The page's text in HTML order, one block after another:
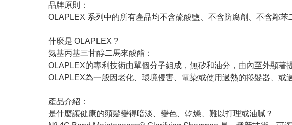
品牌原則：
OLAPLEX 系列中的所有產品均不含硫酸鹽、不含防腐劑、不含鄰苯
什麼是 OLAPLEX ?
氨基丙基三甘醇二馬來酸酯：
OLAPLEX的專利技術由單個分子組成，無矽和油分，由內至外顯著
OLAPLEX為一般因老化、環境侵害、電染或使用過熱的捲髮器、或
產品介紹：
是什麼讓健康的頭髮變得暗淡、變色、乾燥、難以打理或油膩？